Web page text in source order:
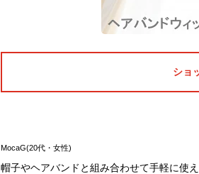
ショ
MocaG(20代・女性)
帽子やヘアバンドと組み合わせて手軽に使